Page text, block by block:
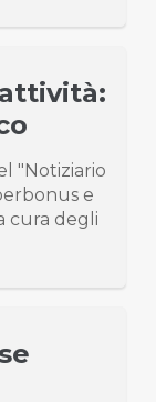
"Notiziario
e
cura degli